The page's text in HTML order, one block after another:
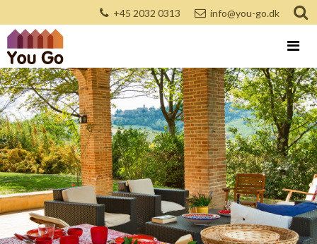
+45 2032 0313 info@you-go.dk